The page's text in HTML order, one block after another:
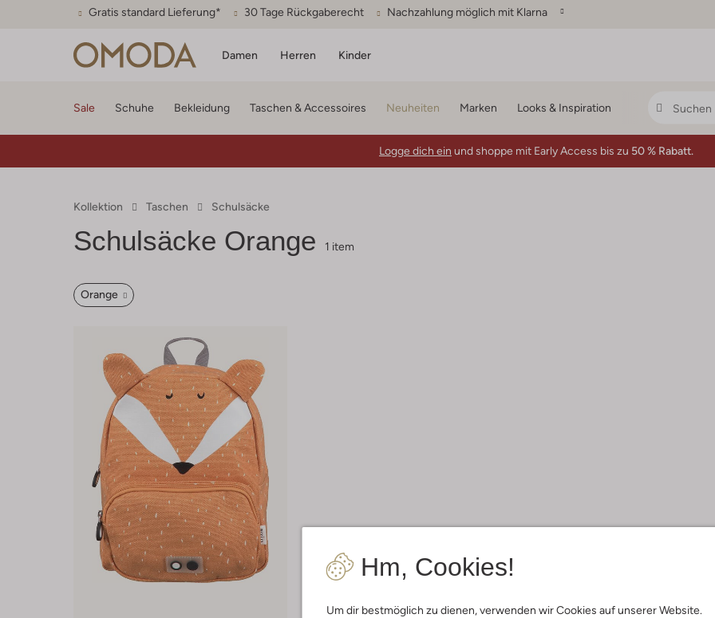
Gratis standard Lieferung* 30 Tage Rückgaberecht Nachzahlung möglich mit Klarna
Damen Herren Kinder
Hm, Cookies!
Um dir bestmöglich zu dienen, verwenden wir Cookies auf unserer Website.
Sale Schuhe Bekleidung Taschen & Accessoires Neuheiten Marken Looks & Inspiration
Logge dich ein und shoppe mit Early Access bis zu 50 % Rabatt.
Kollektion Taschen Schulsäcke
Schulsäcke Orange 1 item
Orange